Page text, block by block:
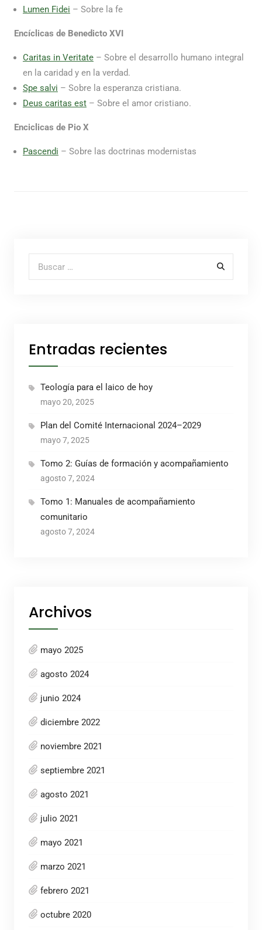
Lumen Fidei – Sobre la fe
Encíclicas de Benedicto XVI
Caritas in Veritate– Sobre el desarrollo humano integral
en la caridad y en la verdad.
Spe salvi – Sobre la esperanza cristiana.
Deus caritas est– Sobre el amor cristiano.
Enciclicas de Pio X
Pascendi – Sobre las doctrinas modernistas
Entradas recientes
Teología para el laico de hoy
mayo 20, 2025
Plan del Comité Internacional 2024–2029
mayo 7, 2025
Tomo 2: Guías de formación y acompañamiento
agosto 7, 2024
Tomo 1: Manuales de acompañamiento
comunitario
agosto 7, 2024
Archivos
mayo 2025
agosto 2024
junio 2024
diciembre 2022
noviembre 2021
septiembre 2021
agosto 2021
julio 2021
mayo 2021
marzo 2021
febrero 2021
octubre 2020